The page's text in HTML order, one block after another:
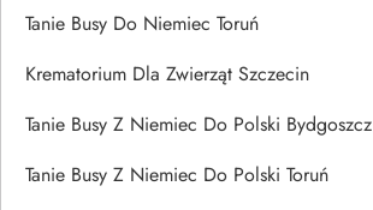
Tanie Busy Do Niemiec Toruń
Krematorium Dla Zwierząt Szczecin
Tanie Busy Z Niemiec Do Polski Bydgoszcz
Tanie Busy Z Niemiec Do Polski Toruń